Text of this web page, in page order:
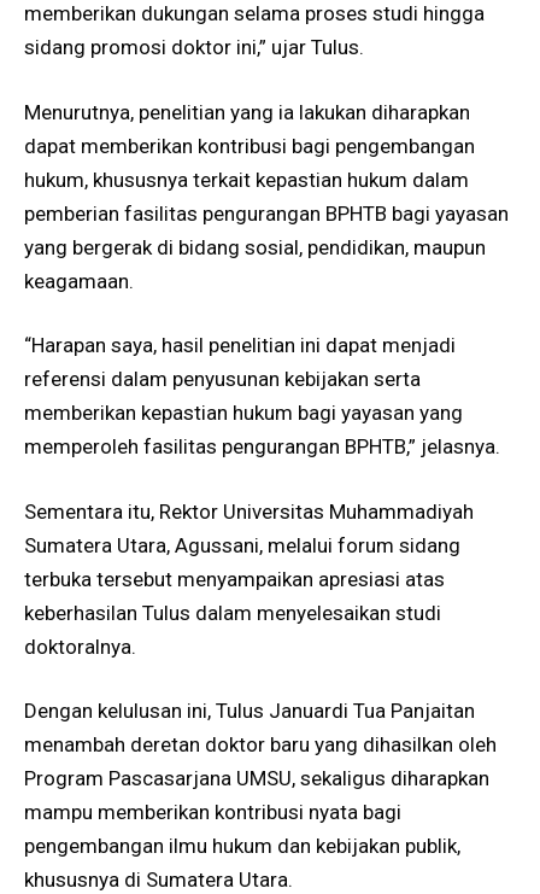
memberikan dukungan selama proses studi hingga
sidang promosi doktor ini,” ujar Tulus.
Menurutnya, penelitian yang ia lakukan diharapkan
dapat memberikan kontribusi bagi pengembangan
hukum, khususnya terkait kepastian hukum dalam
pemberian fasilitas pengurangan BPHTB bagi yayasan
yang bergerak di bidang sosial, pendidikan, maupun
keagamaan.
“Harapan saya, hasil penelitian ini dapat menjadi
referensi dalam penyusunan kebijakan serta
memberikan kepastian hukum bagi yayasan yang
memperoleh fasilitas pengurangan BPHTB,” jelasnya.
Sementara itu, Rektor Universitas Muhammadiyah
Sumatera Utara, Agussani, melalui forum sidang
terbuka tersebut menyampaikan apresiasi atas
keberhasilan Tulus dalam menyelesaikan studi
doktoralnya.
Dengan kelulusan ini, Tulus Januardi Tua Panjaitan
menambah deretan doktor baru yang dihasilkan oleh
Program Pascasarjana UMSU, sekaligus diharapkan
mampu memberikan kontribusi nyata bagi
pengembangan ilmu hukum dan kebijakan publik,
khususnya di Sumatera Utara.